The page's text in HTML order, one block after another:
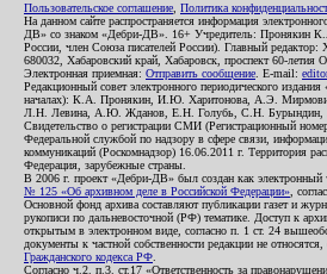
Пользовательское соглашение Политика
На данном сайте распространяется информация
ДВ» со знаком «Дебри-ДВ». 16+ Учредитель: Пронякин
России, член Союза писателей России). Главный
680032, Хабаровский край, Хабаровск, проспект 60-летия
Электронная приемная: Отправить сообщение . E-mail:
Редакционный совет электронного периодического
началах): К.А. Пронякин, И.Ю. Харитонова, А.Э.
Л.Н. Левина, А.Ю. Жданов, Е.Н. Голубь, С.Н. Бурындин,
Свидетельство о регистрации СМИ (Регистрационный
Федеральной службой по надзору в сфере связи,
коммуникаций (Роскомнадзор) 16.06.2011 г. Территория
Федерация, зарубежные страны.
В 2006 г. проект «Дебри-ДВ» был создан как электронный
№ 125 «Об архивном деле в Российской Федерации» ,
Основной фонд архива составляют публикации газет и
рукописи по дальневосточной (РФ) тематике. Доступ к
открытым в электронном виде, согласно п. 1 ст. 24
документы к частной собственности редакции не
Гражданского кодекса РФ
Согласно ч.2. п.3. ст.17 «Ответственность за